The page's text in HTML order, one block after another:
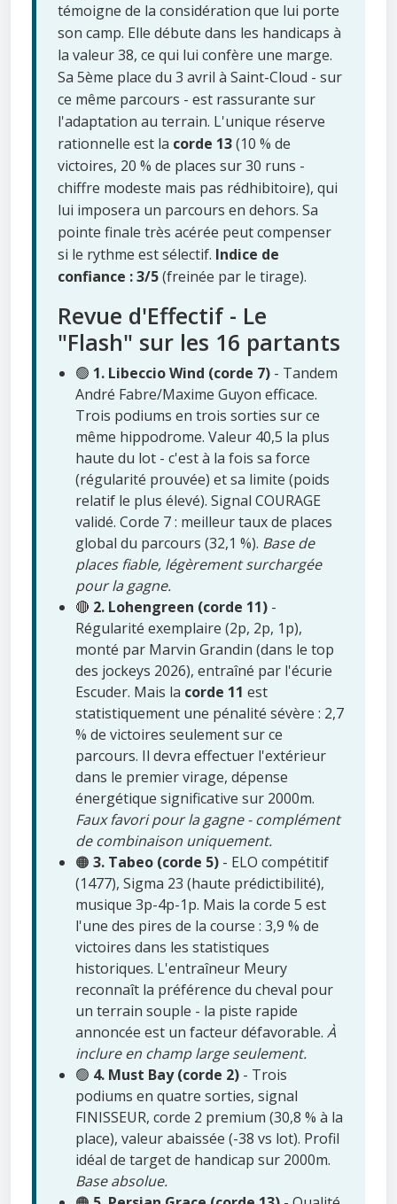
témoigne de la considération que lui porte
son camp. Elle débute dans les handicaps à
la valeur 38, ce qui lui confère une marge.
Sa 5ème place du 3 avril à Saint-Cloud - sur
ce même parcours - est rassurante sur
l'adaptation au terrain. L'unique réserve
rationnelle est la corde 13(10 % de
victoires, 20 % de places sur 30 runs -
chiffre modeste mais pas rédhibitoire), qui
lui imposera un parcours en dehors. Sa
pointe finale très acérée peut compenser
si le rythme est sélectif. Indice de
confiance : 3/5(freinée par le tirage).
Revue d'Effectif - Le
"Flash" sur les 16 partants
🟢 1. Libeccio Wind (corde 7) - Tandem
André Fabre/Maxime Guyon efficace.
Trois podiums en trois sorties sur ce
même hippodrome. Valeur 40,5 la plus
haute du lot - c'est à la fois sa force
(régularité prouvée) et sa limite (poids
relatif le plus élevé). Signal COURAGE
validé. Corde 7 : meilleur taux de places
global du parcours (32,1 %). Base de
places fiable, légèrement surchargée
pour la gagne.
🔴 2. Lohengreen (corde 11) -
Régularité exemplaire (2p, 2p, 1p),
monté par Marvin Grandin (dans le top
des jockeys 2026), entraîné par l'écurie
Escuder. Mais la corde 11 est
statistiquement une pénalité sévère : 2,7
% de victoires seulement sur ce
parcours. Il devra effectuer l'extérieur
dans le premier virage, dépense
énergétique significative sur 2000m.
Faux favori pour la gagne - complément
de combinaison uniquement.
🟠 3. Tabeo (corde 5) - ELO compétitif
(1477), Sigma 23 (haute prédictibilité),
musique 3p-4p-1p. Mais la corde 5 est
l'une des pires de la course : 3,9 % de
victoires dans les statistiques
historiques. L'entraîneur Meury
reconnaît la préférence du cheval pour
un terrain souple - la piste rapide
annoncée est un facteur défavorable. À
inclure en champ large seulement.
🟢 4. Must Bay (corde 2) - Trois
podiums en quatre sorties, signal
FINISSEUR, corde 2 premium (30,8 % à la
place), valeur abaissée (-38 vs lot). Profil
idéal de target de handicap sur 2000m.
Base absolue.